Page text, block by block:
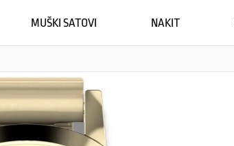
MUŠKI SATOVI NAKIT